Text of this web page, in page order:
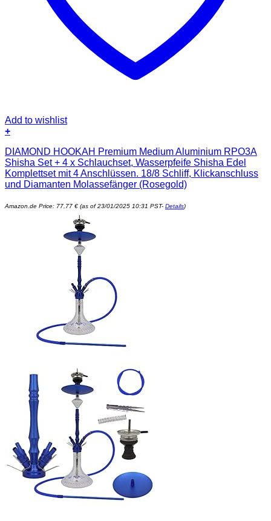
Add to wishlist
+
DIAMOND HOOKAH Premium Medium Aluminium RPO3A
Shisha Set + 4 x Schlauchset, Wasserpfeife Shisha Edel
Komplettset mit 4 Anschlüssen. 18/8 Schliff, Klickanschluss
und Diamanten Molassefänger (Rosegold)
Amazon.de Price: 77,77 € (as of 23/01/2025 10:31 PST- Details)